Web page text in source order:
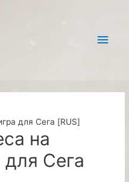
для Сега [RUS]
на
Сега